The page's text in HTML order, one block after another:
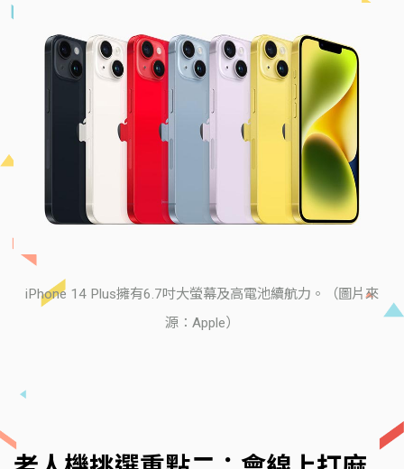
iPhone 14 Plus擁有6.7吋大螢幕及高電池續航力。（圖片來
源：Apple）